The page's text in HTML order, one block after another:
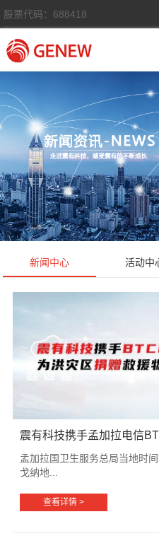
股票代码：688418
新闻中心 活动中
震有科技携手孟加拉电信
孟加拉国卫生服务总局当地时
戈纳地...
查看详情 >